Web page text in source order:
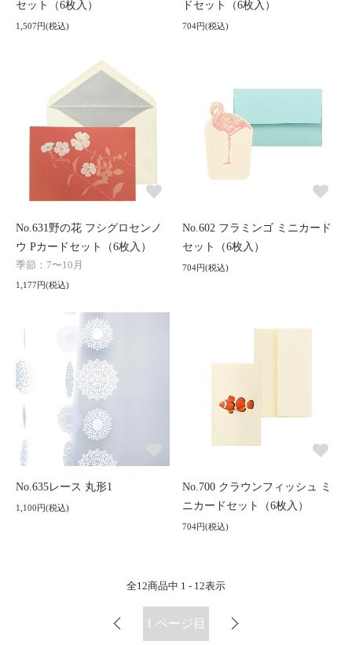
セット（6枚入）
1,507円(税込)
ドセット（6枚入）
704円(税込)
No.631野の花 フシグロセンノ
ウ Pカードセット（6枚入）
季節：7〜10月
1,177円(税込)
No.602 フラミンゴ ミニカード
セット（6枚入）
704円(税込)
No.635レース 丸形1
1,100円(税込)
No.700 クラウンフィッシュ ミ
ニカードセット（6枚入）
704円(税込)
全12商品中 1 - 12表示
1 ページ目